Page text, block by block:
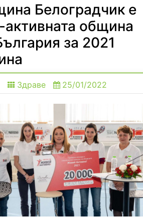
Белоградчик е
активната община
за 2021
Здраве 25/01/2022